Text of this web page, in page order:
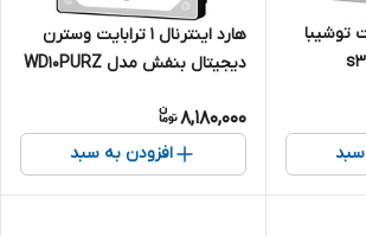
6 ترابایت توشیبا
سبد
هارد اینترنال 1 ترابایت وسترن
دیجیتال بنفش مدل WD10PURZ
8,180,000
افزودن به سبد